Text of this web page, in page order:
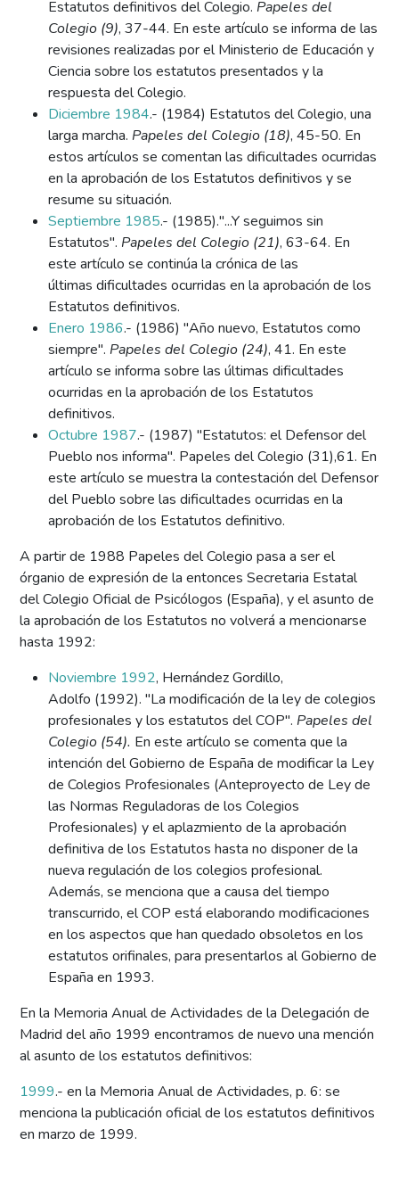
Estatutos definitivos del Colegio. Papeles del
Colegio (9), 37-44. En este artículo se informa de las
revisiones realizadas por el Ministerio de Educación y
Ciencia sobre los estatutos presentados y la
respuesta del Colegio.
Diciembre 1984.- (1984) Estatutos del Colegio, una
larga marcha. Papeles del Colegio (18), 45-50. En
estos artículos se comentan las dificultades ocurridas
en la aprobación de los Estatutos definitivos y se
resume su situación.
Septiembre 1985.- (1985)."...Y seguimos sin
Estatutos". Papeles del Colegio (21), 63-64. En
este artículo se continúa la crónica de las
últimas dificultades ocurridas en la aprobación de los
Estatutos definitivos.
Enero 1986.- (1986) "Año nuevo, Estatutos como
siempre". Papeles del Colegio (24), 41. En este
artículo se informa sobre las últimas dificultades
ocurridas en la aprobación de los Estatutos
definitivos.
Octubre 1987.- (1987) "Estatutos: el Defensor del
Pueblo nos informa". Papeles del Colegio (31),61. En
este artículo se muestra la contestación del Defensor
del Pueblo sobre las dificultades ocurridas en la
aprobación de los Estatutos definitivo.
A partir de 1988 Papeles del Colegio pasa a ser el
órganio de expresión de la entonces Secretaria Estatal
del Colegio Oficial de Psicólogos (España), y el asunto de
la aprobación de los Estatutos no volverá a mencionarse
hasta 1992:
Noviembre 1992, Hernández Gordillo,
Adolfo (1992). "La modificación de la ley de colegios
profesionales y los estatutos del COP". Papeles del
Colegio (54). En este artículo se comenta que la
intención del Gobierno de España de modificar la Ley
de Colegios Profesionales (Anteproyecto de Ley de
las Normas Reguladoras de los Colegios
Profesionales) y el aplazmiento de la aprobación
definitiva de los Estatutos hasta no disponer de la
nueva regulación de los colegios profesional.
Además, se menciona que a causa del tiempo
transcurrido, el COP está elaborando modificaciones
en los aspectos que han quedado obsoletos en los
estatutos orifinales, para presentarlos al Gobierno de
España en 1993.
En la Memoria Anual de Actividades de la Delegación de
Madrid del año 1999 encontramos de nuevo una mención
al asunto de los estatutos definitivos:
1999.- en la Memoria Anual de Actividades, p. 6: se
menciona la publicación oficial de los estatutos definitivos
en marzo de 1999.